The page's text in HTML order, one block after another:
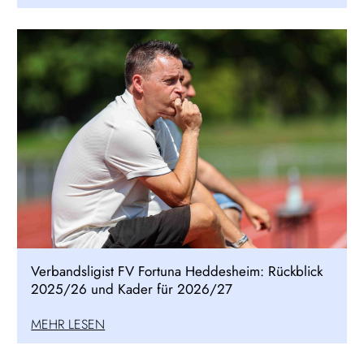
Verbandsligist FV Fortuna Heddesheim: Rückblick
2025/26 und Kader für 2026/27
MEHR LESEN